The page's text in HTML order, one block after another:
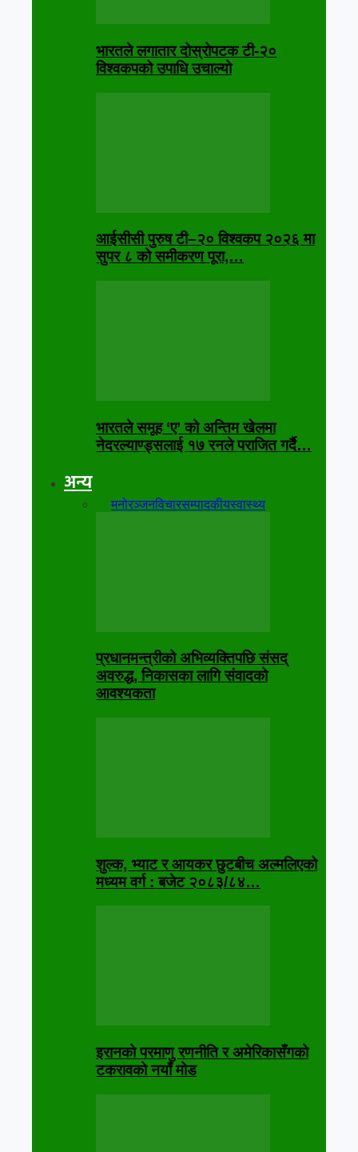
भारतले लगातार दोस्रोपटक टी-२०
विश्वकपको उपाधि उचाल्यो
आईसीसी पुरुष टी–२० विश्वकप २०२६ मा
सुपर ८ को समीकरण पूरा,…
भारतले समूह ‘ए’ को अन्तिम खेलमा
नेदरल्याण्ड्सलाई १७ रनले पराजित गर्दै…
अन्य
सबैमनोरञ्जनविचारसम्पादकीयस्वास्थ्य
प्रधानमन्त्रीको अभिव्यक्तिपछि संसद्
अवरुद्ध, निकासका लागि संवादको
आवश्यकता
शुल्क, भ्याट र आयकर छुटबीच अल्मलिएको
मध्यम वर्ग : बजेट २०८३/८४…
इरानको परमाणु रणनीति र अमेरिकासँगको
टकरावको नयाँ मोड